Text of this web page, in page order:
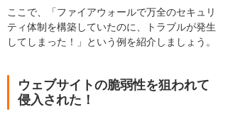
ここで、「ファイアウォールで万全のセキュリ
ティ体制を構築していたのに、トラブルが発生
してしまった！」という例を紹介しましょう。
ウェブサイトの脆弱性を狙われて
侵入された！